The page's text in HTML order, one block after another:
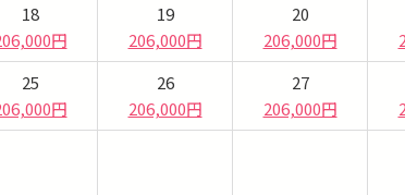
18
円
19
206,000円
20
206,000円
25
円
26
206,000円
27
206,000円